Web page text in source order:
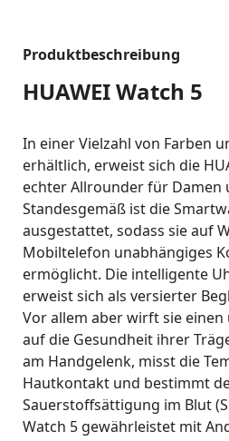
Produktbeschreibung
HUAWEI Watch 5
In einer Vielzahl von Farben
erhältlich, erweist sich die
echter Allrounder für Damen
Standesgemäß ist die
ausgestattet, sodass sie auf
Mobiltelefon unabhängiges
ermöglicht. Die intelligente
erweist sich als versierter
Vor allem aber wirft sie
auf die Gesundheit ihrer
am Handgelenk, misst die
Hautkontakt und bestimmt
Sauerstoffsättigung im Blut
Watch 5 gewährleistet mit